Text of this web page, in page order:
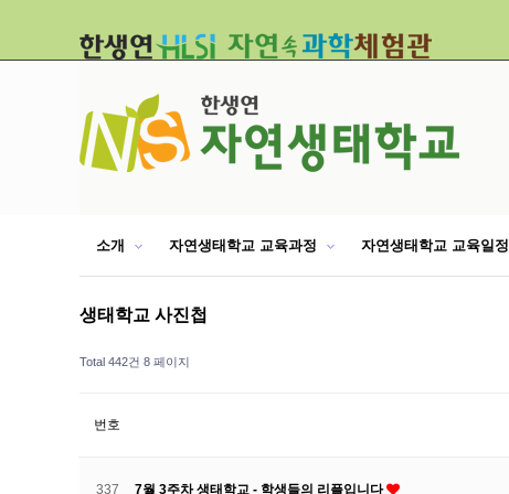
소개 자연생태학교 교육과정 자연생태학교 교육일정
생태학교 사진첩
Total 442건 8 페이지
번호
337 7월 3주차 생태학교 - 학생들의 리플입니다